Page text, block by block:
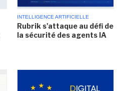
INTELLIGENCE ARTIFICIELLE
Rubrik s'attaque au défi de
la sécurité des agents IA